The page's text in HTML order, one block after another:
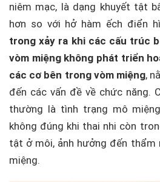
niêm mạc, là dạng khuyết tật
hơn so với hở hàm ếch điển
trong xảy ra khi các cấu trúc
vòm miệng không phát triển
các cơ bên trong vòm miệng,
đến các vấn đề về chức năng.
thường là tình trạng mô
không đúng khi thai nhi còn
tật ở môi, ảnh hưởng đến thẩm
miệng.